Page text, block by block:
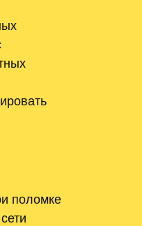
поломке